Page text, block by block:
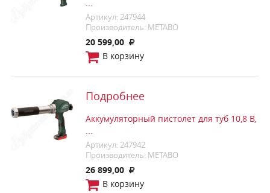
...
Артикул: 247944
Производитель: METABO
20 599,00
В корзину
Подробнее
Аккумуляторный пистолет для туб 10,8 В,
...
Артикул: 247942
Производитель: METABO
26 899,00
В корзину